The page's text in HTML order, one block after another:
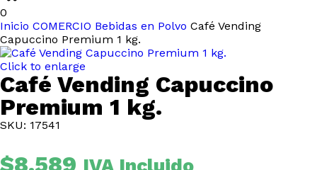
0
Inicio COMERCIO Bebidas en Polvo Café Vending
Capuccino Premium 1 kg.
Click to enlarge
Café Vending Capuccino
Premium 1 kg.
SKU: 17541
$8.589 IVA Incluido